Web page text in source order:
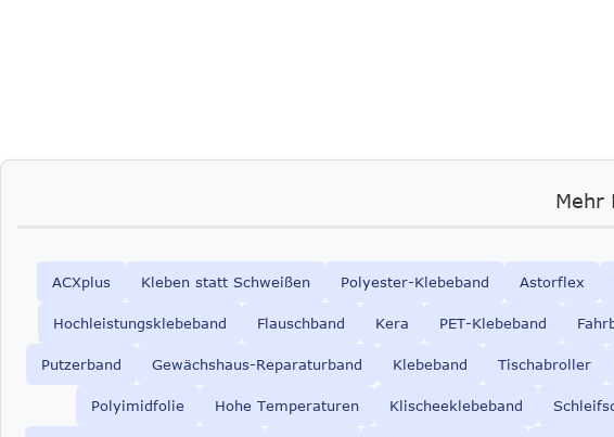
Mehr
ACXplus Kleben statt Schweißen Polyester-Klebeband Astorflex
Hochleistungsklebeband Flauschband Kera PET-Klebeband
Putzerband Gewächshaus-Reparaturband Klebeband Tischabroller
Polyimidfolie Hohe Temperaturen Klischeeklebeband